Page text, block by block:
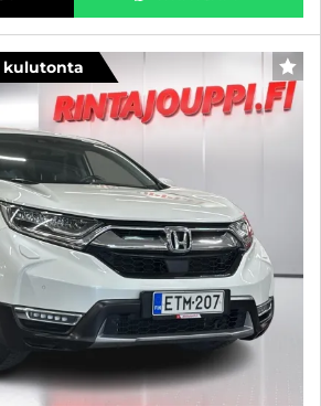
kulutonta